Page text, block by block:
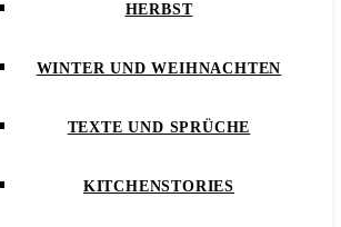
HERBST
WINTER UND WEIHNACHTEN
TEXTE UND SPRÜCHE
KITCHENSTORIES